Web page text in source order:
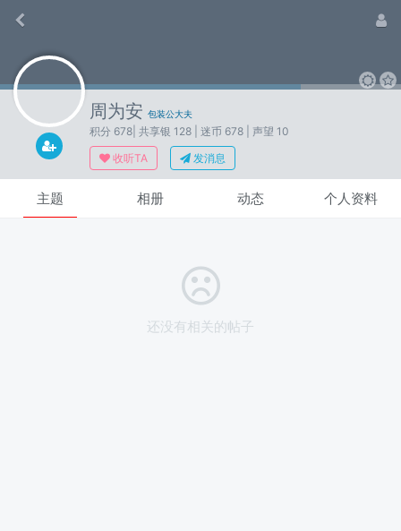
周为安 包装公大夫
积分 678 | 共享银 128 | 迷币 678
| 声望 10
收听TA
发消息
主题 相册 动态 个人资料
还没有相关的帖子